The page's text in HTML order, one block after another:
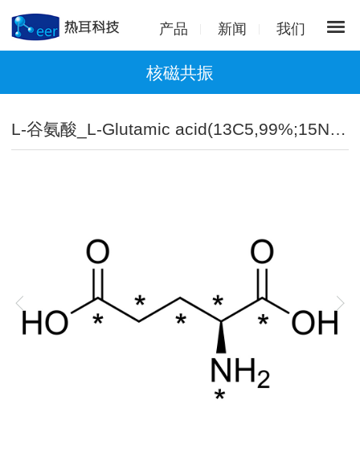
产品 新闻 我们
核磁共振
L-谷氨酸_L-Glutamic acid(13C5,99%;15N,99%)